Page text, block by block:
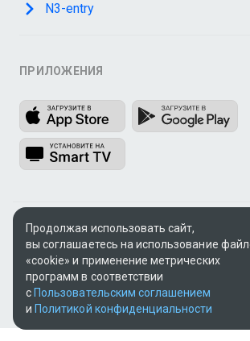
N3-entry
ПРИЛОЖЕНИЯ
© 2009 - 2026, ООО «Медиа Системы»
Поддержка:support@n3.ru
v3.8.14 | SSR
UUID: 6b56d89d-c428-4416-9da5-20219583c1dc
Продолжая использовать сайт,
вы соглашаетесь на использование
«cookie» и применение метрических
программ в соответствии
с Пользовательским соглашением
и Политикой конфиденциальности